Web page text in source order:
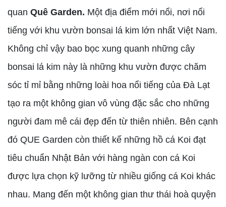
quan Quê Garden. Một địa điểm mới nổi, nơi nổi
tiếng với khu vườn bonsai lá kim lớn nhất Việt Nam.
Không chỉ vậy bao bọc xung quanh những cây
bonsai lá kim này là những khu vườn được chăm
sóc tỉ mỉ bằng những loài hoa nổi tiếng của Đà Lạt
tạo ra một không gian vô vùng đặc sắc cho những
người đam mê cái đẹp đến từ thiên nhiên. Bên cạnh
đó QUE Garden còn thiết kế những hồ cá Koi đạt
tiêu chuẩn Nhật Bản với hàng ngàn con cá Koi
được lựa chọn kỹ lưỡng từ nhiều giống cá Koi khác
nhau. Mang đến một không gian thư thái hoà quyện